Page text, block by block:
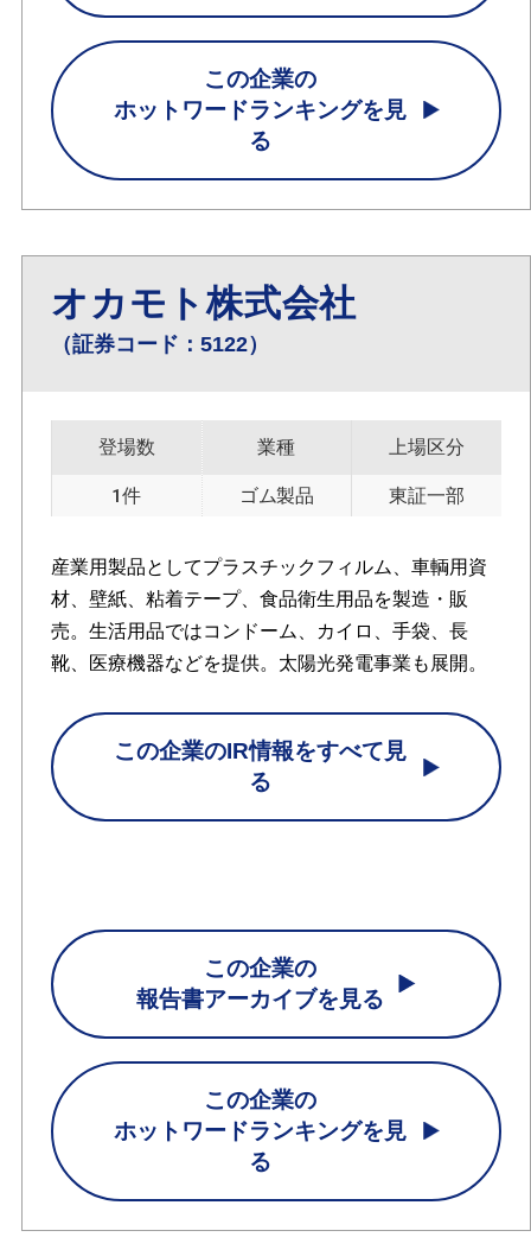
この企業の
ホットワードランキングを見
る
オカモト株式会社
（証券コード：5122）
登場数
1件
業種
ゴム製品
上場区分
東証一部
産業用製品としてプラスチックフィルム、車輌用資
材、壁紙、粘着テープ、食品衛生用品を製造・販
売。生活用品ではコンドーム、カイロ、手袋、長
靴、医療機器などを提供。太陽光発電事業も展開。
この企業のIR情報をすべて見
る
この企業の
報告書アーカイブを見る
この企業の
ホットワードランキングを見
る